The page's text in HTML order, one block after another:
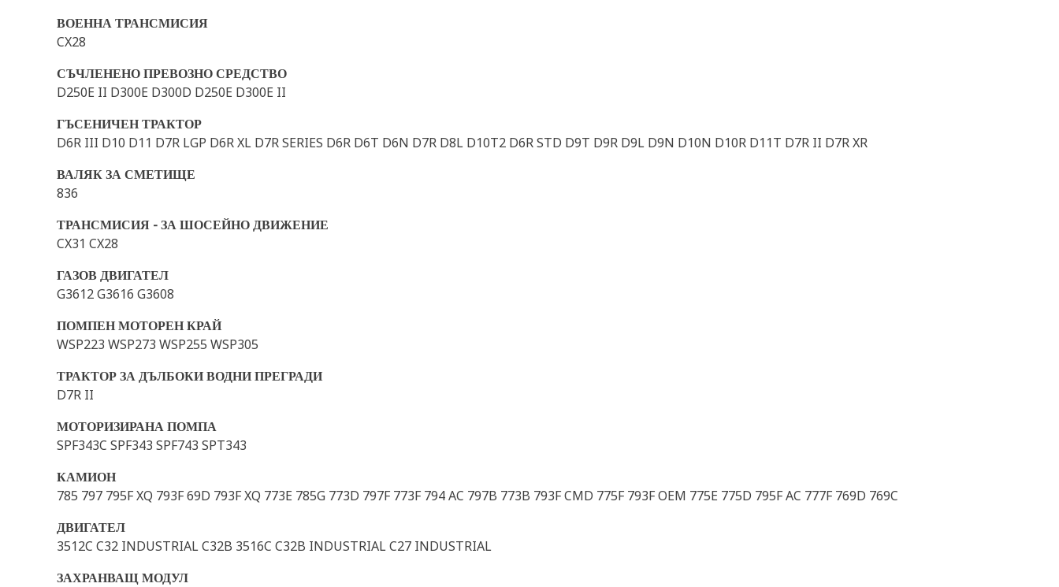
ВОЕННА ТРАНСМИСИЯ
CX28
СЪЧЛЕНЕНО ПРЕВОЗНО СРЕДСТВО
D250E II D300E D300D D250E D300E II
ГЪСЕНИЧЕН ТРАКТОР
D6R III D10 D11 D7R LGP D6R XL D7R SERIES D6R D6T D6N D7R D8L D10T2 D6R STD D9T D9R D9L D9N D10N D10R D11T D7R II D7R XR
ВАЛЯК ЗА СМЕТИЩЕ
836
ТРАНСМИСИЯ - ЗА ШОСЕЙНО ДВИЖЕНИЕ
CX31 CX28
ГАЗОВ ДВИГАТЕЛ
G3612 G3616 G3608
ПОМПЕН МОТОРЕН КРАЙ
WSP223 WSP273 WSP255 WSP305
ТРАКТОР ЗА ДЪЛБОКИ ВОДНИ ПРЕГРАДИ
D7R II
МОТОРИЗИРАНА ПОМПА
SPF343C SPF343 SPF743 SPT343
КАМИОН
785 797 795F XQ 793F 69D 793F XQ 773E 785G 773D 797F 773F 794 AC 797B 773B 793F CMD 775F 793F OEM 775E 775D 795F AC 777F 769D 769C
ДВИГАТЕЛ
3512C C32 INDUSTRIAL C32B 3516C C32B INDUSTRIAL C27 INDUSTRIAL
ЗАХРАНВАЩ МОДУЛ